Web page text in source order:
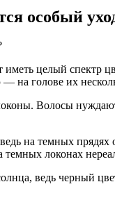
особый
целый спектр
на голове их
Волосы
на темных
темных локонах
ведь черный